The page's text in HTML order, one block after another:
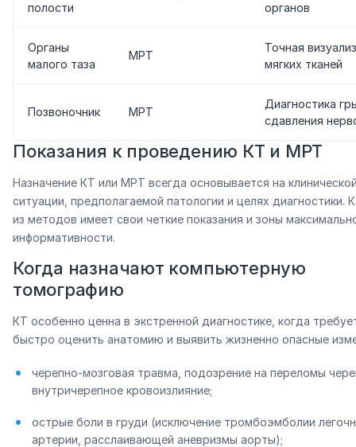
полости
органов
Органы
малого таза
МРТ
Точная
мягких тканей
Позвоночник МРТ
Диагностика
сдавления
Показания к проведению КТ и МРТ
Назначение КТ или МРТ всегда основывается на
ситуации, предполагаемой патологии и целях диагностики.
из методов имеет свои четкие показания и зоны
информативности.
Когда назначают компьютерную
томографию
КТ особенно ценна в экстренной диагностике, когда
быстро оценить анатомию и выявить жизненно опасные
черепно-мозговая травма, подозрение на переломы
внутричерепное кровоизлияние;
острые боли в груди (исключение тромбоэмболии
артерии, расслаивающей аневризмы аорты);